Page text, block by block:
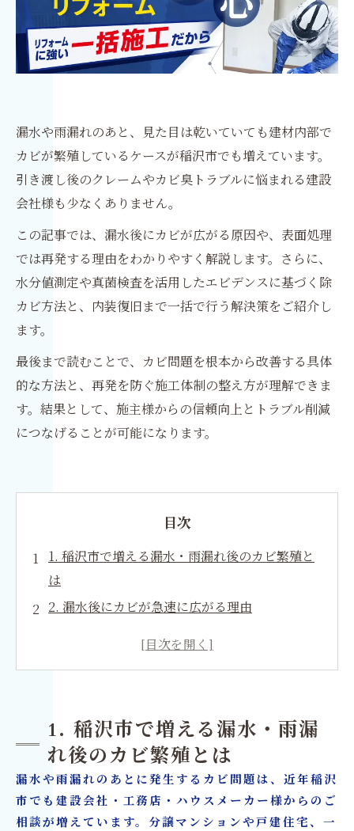
漏水や雨漏れのあと、見た目は乾いていても建材内部で
カビが繁殖しているケースが稲沢市でも増えています。
引き渡し後のクレームやカビ臭トラブルに悩まれる建設
会社様も少なくありません。
この記事では、漏水後にカビが広がる原因や、表面処理
では再発する理由をわかりやすく解説します。さらに、
水分値測定や真菌検査を活用したエビデンスに基づく除
カビ方法と、内装復旧まで一括で行う解決策をご紹介し
ます。
最後まで読むことで、カビ問題を根本から改善する具体
的な方法と、再発を防ぐ施工体制の整え方が理解できま
す。結果として、施主様からの信頼向上とトラブル削減
につなげることが可能になります。
目次
1. 稲沢市で増える漏水・雨漏れ後のカビ繁殖と
は
2. 漏水後にカビが急速に広がる理由
7. 漏水後の内装復旧とリフォームを一括対応す
る強み
8. 保険対応とエビデンス資料の提出サポート
9. 稲沢市の建設会社・ハウスメーカーが今取る
1. 稲沢市で増える漏水・雨漏
れ後のカビ繁殖とは
漏水や雨漏れのあとに発生するカビ問題は、近年稲沢
市でも建設会社・工務店・ハウスメーカー様からのご
相談が増えています。分譲マンションや戸建住宅、一